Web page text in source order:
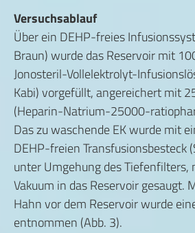
Versuchsablauf
Über ein DEHP-freies
Braun) wurde das Reservoir mit
Jonosteril-Vollelektrolyt-
Kabi) vorgefüllt, angereichert mit
(Heparin-Natrium-25000-
Das zu waschende EK wurde mit
DEHP-freien Transfusionsbesteck
unter Umgehung des
Vakuum in das Reservoir gesaugt.
Hahn vor dem Reservoir wurde
entnommen (Abb. 3).